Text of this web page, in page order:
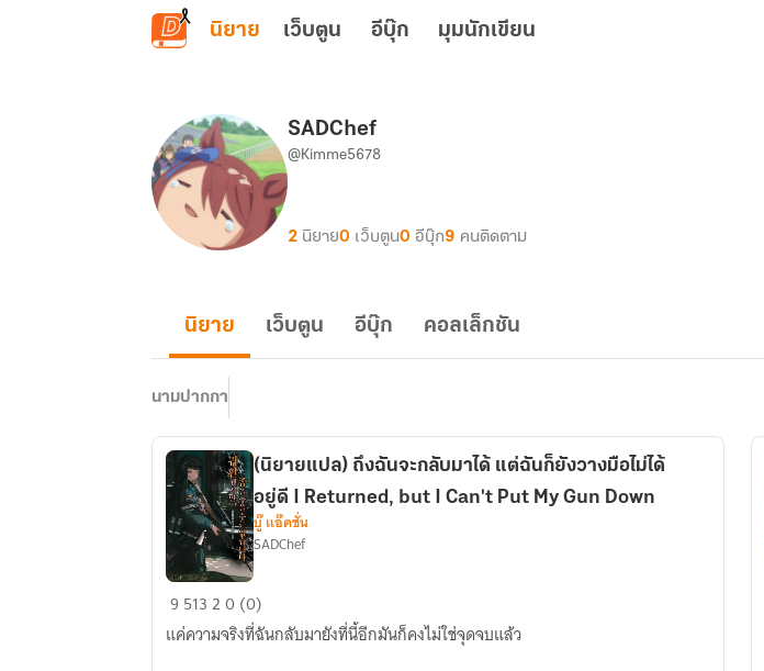
ข้ามไปยังเนื้อหาหลัก
นิยาย เว็บตูน อีบุ๊ก มุมนักเขียน
SADChef
@Kimme5678
2 นิยาย0 เว็บตูน0 อีบุ๊ก9 คนติดตาม
นิยาย เว็บตูน อีบุ๊ก คอลเล็กชัน
นามปากกา
(นิยาย
แปล)
ถึง
(นิยายแปล) ถึงฉันจะกลับมาได้ แต่ฉันก็ยังวางมือไม่ได้
อยู่ดี I Returned, but I Can't Put My Gun Down
บู๊ แอ๊คชั่น
SADChef
9 51320 (0)
แค่ความจริงที่ฉันกลับมายังที่นี้อีกมันก็คงไม่ใช่จุดจบแล้ว